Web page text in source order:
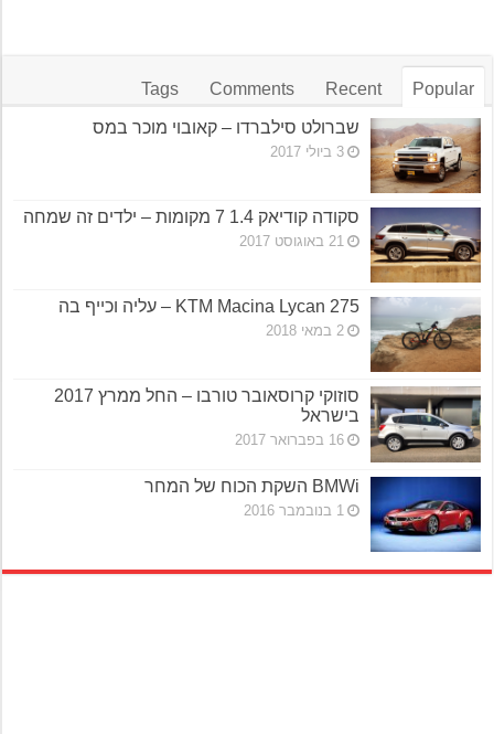
Popular
Recent
Comments
Tags
שברולט סילברדו – קאובוי מוכר במס
3 ביולי 2017
סקודה קודיאק 1.4 7 מקומות – ילדים זה שמחה
21 באוגוסט 2017
KTM Macina Lycan 275 – עליה וכייף בה
2 במאי 2018
סוזוקי קרוסאובר טורבו – החל ממרץ 2017
בישראל
16 בפברואר 2017
BMWi השקת הכוח של המחר
1 בנובמבר 2016